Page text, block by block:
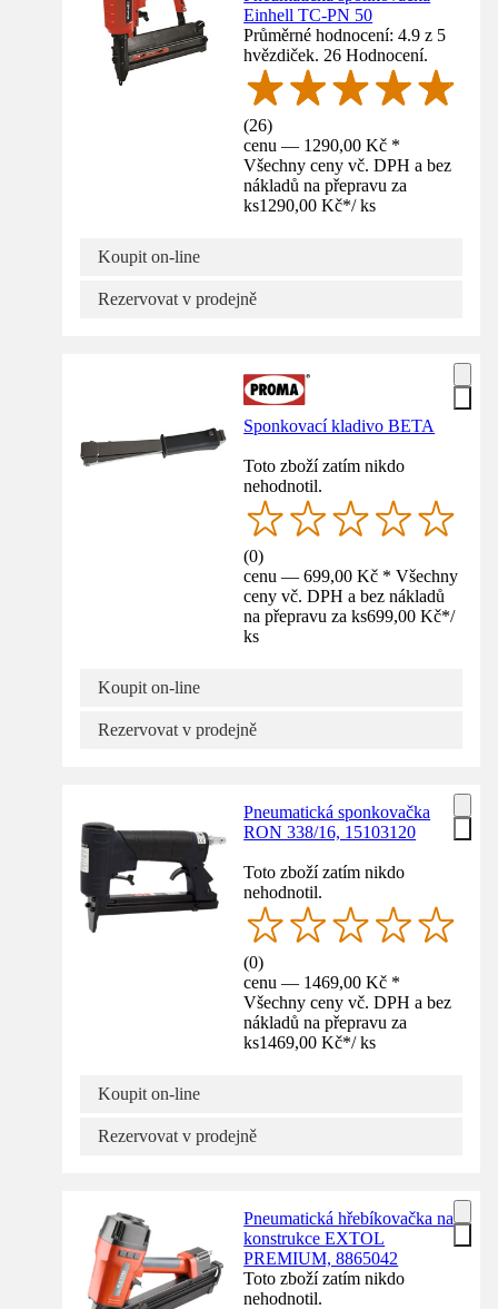
Einhell TC-PN 50
Průměrné hodnocení: 4.9 z 5
hvězdiček. 26 Hodnocení.
(26)
cenu — 1290,00 Kč *
Všechny ceny vč. DPH a bez
nákladů na přepravu za
ks1290,00 Kč*/ ks
Koupit on-line
Rezervovat v prodejně
Sponkovací kladivo BETA
Toto zboží zatím nikdo
nehodnotil.
(0)
cenu — 699,00 Kč * Všechny
ceny vč. DPH a bez nákladů
na přepravu za ks699,00 Kč*/
ks
Koupit on-line
Rezervovat v prodejně
Pneumatická sponkovačka
RON 338/16, 15103120
Toto zboží zatím nikdo
nehodnotil.
(0)
cenu — 1469,00 Kč *
Všechny ceny vč. DPH a bez
nákladů na přepravu za
ks1469,00 Kč*/ ks
Koupit on-line
Rezervovat v prodejně
Pneumatická hřebíkovačka na
konstrukce EXTOL
PREMIUM, 8865042
Toto zboží zatím nikdo
nehodnotil.